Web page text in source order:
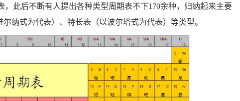
，此后不断有人提出各种类型周期表不下170余种，归纳起来主要
纳式为代表）、特长表（以波尔塔式为代表）等类型。